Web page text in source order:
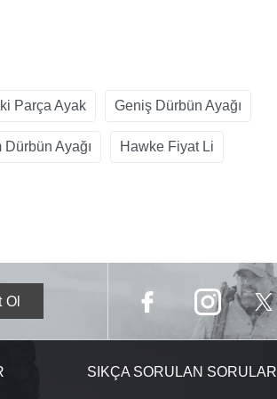
Parça Ayak Geniş Dürbün Ayağı
Dürbün Ayağı Hawke Fiyat Li
SIKÇA SORULAN SORULAR